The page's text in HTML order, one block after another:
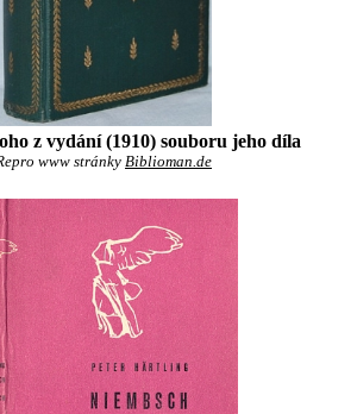
z vydání (1910) souboru jeho díla
www stránky Biblioman.de